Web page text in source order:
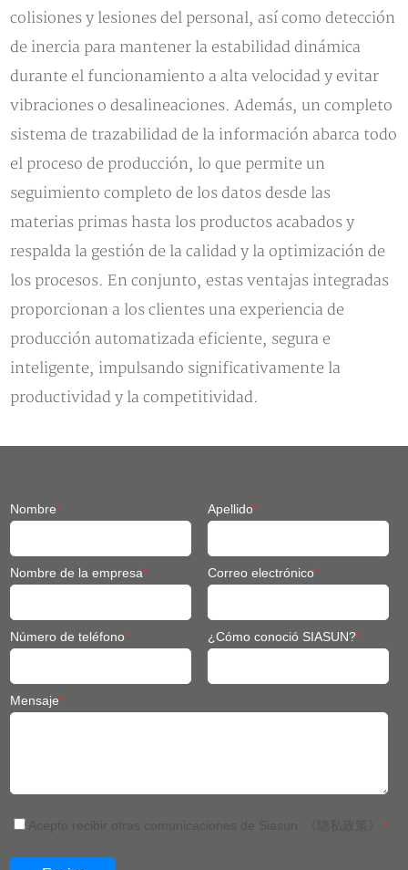
colisiones y lesiones del personal, así como detección
de inercia para mantener la estabilidad dinámica
durante el funcionamiento a alta velocidad y evitar
vibraciones o desalineaciones. Además, un completo
sistema de trazabilidad de la información abarca todo
el proceso de producción, lo que permite un
seguimiento completo de los datos desde las
materias primas hasta los productos acabados y
respalda la gestión de la calidad y la optimización de
los procesos. En conjunto, estas ventajas integradas
proporcionan a los clientes una experiencia de
producción automatizada eficiente, segura e
inteligente, impulsando significativamente la
productividad y la competitividad.
Nombre* Apellido*
Nombre de la empresa* Correo electrónico*
Número de teléfono* ¿Cómo conoció SIASUN?*
Mensaje*
*